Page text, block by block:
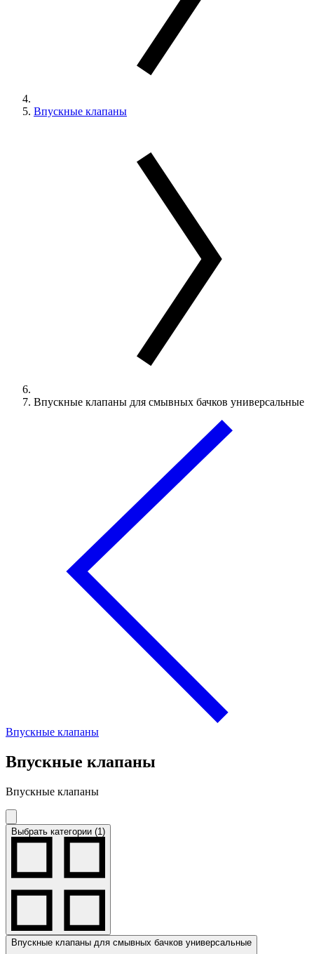
Впускные клапаны
Впускные клапаны для смывных бачков универсальные
Впускные клапаны
Впускные клапаны
Впускные клапаны
Выбрать категории (1)
Впускные клапаны для смывных бачков универсальные